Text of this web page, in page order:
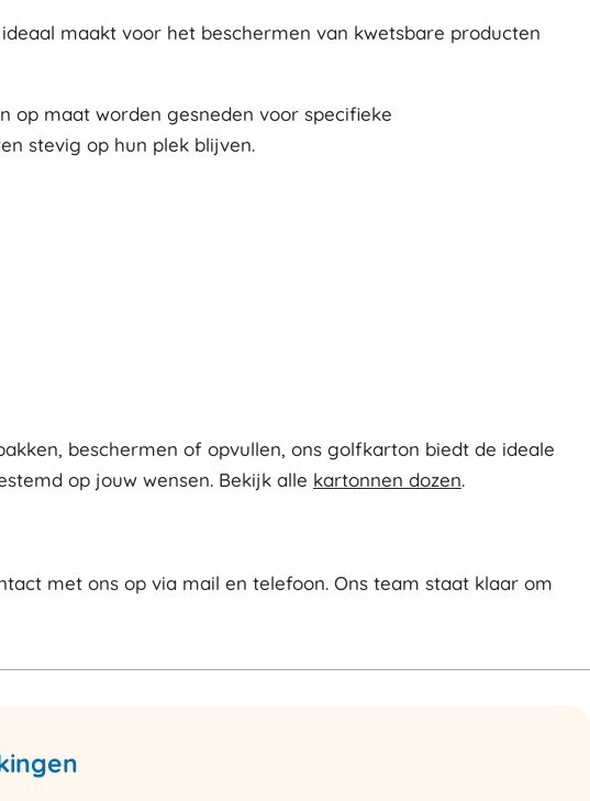
maakt voor het beschermen van kwetsbare producten
op maat worden gesneden voor specifieke
stevig op hun plek blijven.
beschermen of opvullen, ons golfkarton biedt de ideale
op jouw wensen. Bekijk alle kartonnen dozen.
met ons op via mail en telefoon. Ons team staat klaar om